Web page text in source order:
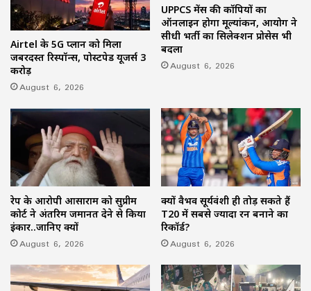
Airtel के 5G प्लान को मिला
जबरदस्त रिस्पॉन्स, पोस्टपेड यूजर्स 3
करोड़
August 6, 2026
UPPCS मेंस की कॉपियों का
ऑनलाइन होगा मूल्यांकन, आयोग ने
सीधी भर्ती का सिलेक्शन प्रोसेस भी
बदला
August 6, 2026
रेप के आरोपी आसाराम को सुप्रीम
कोर्ट ने अंतरिम जमानत देने से किया
इंकार..जानिए क्यों
August 6, 2026
क्यों वैभव सूर्यवंशी ही तोड़ सकते हैं
T20 में सबसे ज्यादा रन बनाने का
रिकॉर्ड?
August 6, 2026